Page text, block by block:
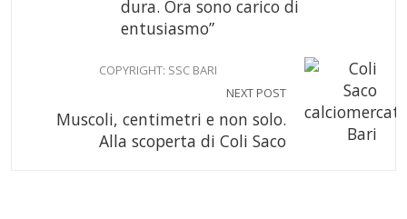
dura. Ora sono carico di
entusiasmo”
COPYRIGHT: SSC BARI
NEXT POST
Muscoli, centimetri e non solo.
Alla scoperta di Coli Saco